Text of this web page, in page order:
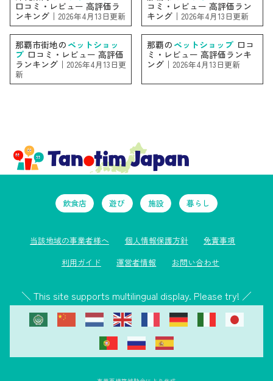
口コミ・レビュー 高評価ラ
ンキング｜ 2026年4月13日更新
コミ・レビュー 高評価ラン
キング｜ 2026年4月13日更新
那覇市街地の ペットショッ
プ 口コミ・レビュー 高評価
ランキング｜ 2026年4月13日更
新
那覇の ペットショップ 口コ
ミ・レビュー 高評価ランキ
ング｜ 2026年4月13日更新
飲食店 遊び 施設 暮らし
当該地域の事業者様へ 個人情報保護方針
免責事項
利用ガイド
運営者情報 お問い合わせ
＼ This site supports multilingual display. Please try! ／